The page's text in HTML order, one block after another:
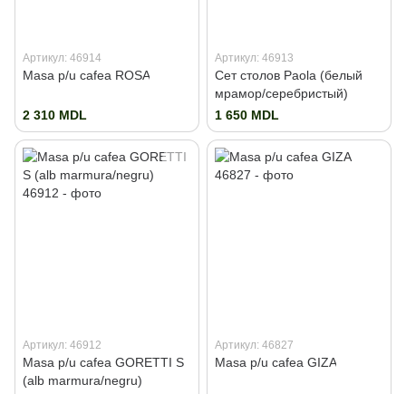
Артикул: 46914
Masa p/u cafea ROSA
2 310 MDL
Артикул: 46913
Сет столов Paola (белый
мрамор/серебристый)
1 650 MDL
Артикул: 46912
Masa p/u cafea GORETTI S
(alb marmura/negru)
Артикул: 46827
Masa p/u cafea GIZA